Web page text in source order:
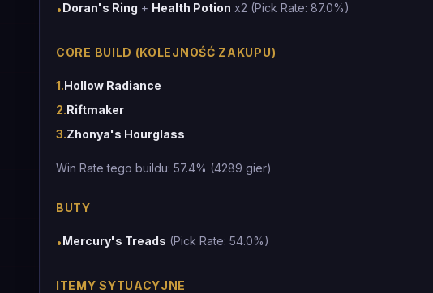
•Doran's Ring + Health Potion x2 (Pick Rate: 87.0%)
CORE BUILD (KOLEJNOŚĆ ZAKUPU)
1.Hollow Radiance
2.Riftmaker
3.Zhonya's Hourglass
Win Rate tego buildu: 57.4% (4289 gier)
BUTY
•Mercury's Treads (Pick Rate: 54.0%)
ITEMY SYTUACYJNE